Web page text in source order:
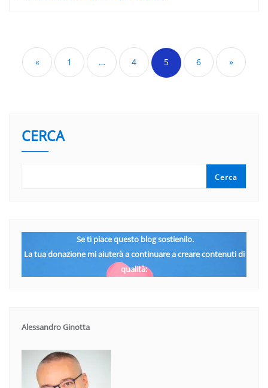
degli
articoli
« 1 … 4 5 6 »
CERCA
Cerca
Se ti piace questo blog sostienilo.
La tua donazione mi aiuterà a continuare a creare contenuti di
qualità:
Alessandro Ginotta